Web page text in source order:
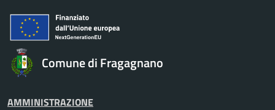
Comune di Fragagnano
AMMINISTRAZIONE